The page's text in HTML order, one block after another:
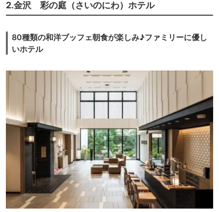
2.金沢 彩の庭（さいのにわ）ホテル
80種類の和洋ブッフェ朝食が楽しみ♪ファミリーに優し
いホテル